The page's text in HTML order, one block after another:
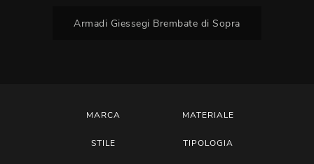
Armadi Giessegi Brembate di Sopra
MARCA MATERIALE
STILE TIPOLOGIA